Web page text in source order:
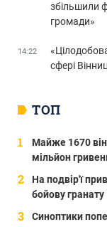
ТОП
Майже 1670
мільйон
На подвір'ї
бойову гранату
Синоптики
збільшили
громади»
14:22
сфері